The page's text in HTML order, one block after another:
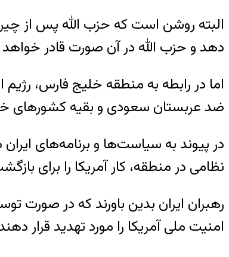
البته روشن است که حزب الله پس از
دهد و حزب الله در آن صورت قادر
اما در رابطه به منطقه خلیج فارس، رژیم
ضد عربستان سعودی و بقیه کشورهای
در پیوند به سیاست‌ها و برنامه‌های ایران
نظامی در منطقه، کار آمریکا را برای
رهبران ایران بدین باورند که در صورت
امنیت ملی آمریکا را مورد تهدید قرار